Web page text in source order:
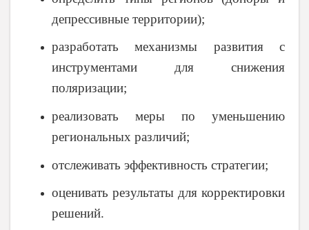
депрессивные территории);
разработать механизмы развития с
инструментами для снижения
поляризации;
реализовать меры по уменьшению
региональных различий;
отслеживать эффективность стратегии;
оценивать результаты для корректировки
решений.